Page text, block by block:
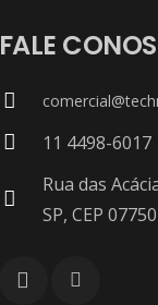
FALE
11 4498-6017
Rua das
SP, CEP